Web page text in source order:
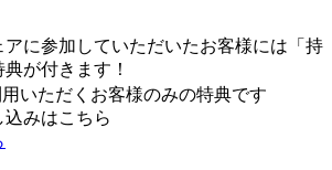
に参加していただいたお客様には「持
が付きます！
いただくお客様のみの特典です
みはこちら